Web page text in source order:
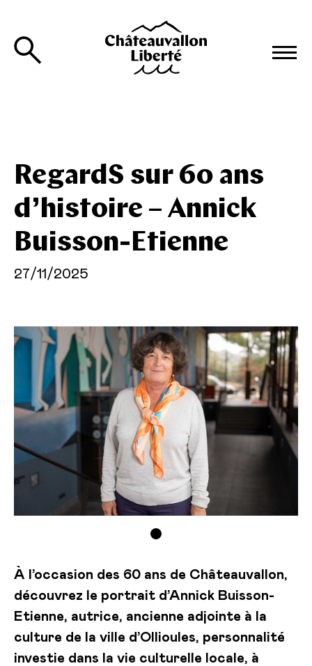
RegardS sur 60 ans
d’histoire – Annick
Buisson-Etienne
27/11/2025
À l’occasion des 60 ans de Châteauvallon,
découvrez le portrait d’Annick Buisson-
Etienne, autrice, ancienne adjointe à la
culture de la ville d’Ollioules, personnalité
investie dans la vie culturelle locale, à